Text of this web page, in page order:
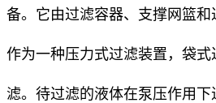
备。它由过滤容器、支撑网篮和
作为一种压力式过滤装置，袋
滤。待过滤的液体在泵压作用